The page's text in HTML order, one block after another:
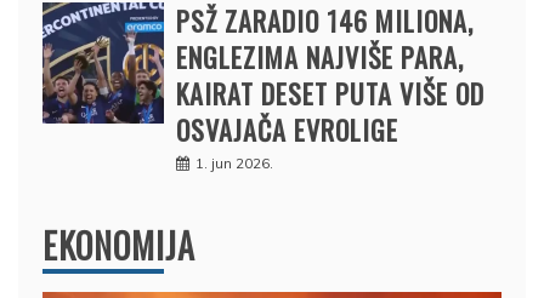
PSŽ ZARADIO 146 MILIONA,
ENGLEZIMA NAJVIŠE PARA,
KAIRAT DESET PUTA VIŠE OD
OSVAJAČA EVROLIGE
1. jun 2026.
EKONOMIJA